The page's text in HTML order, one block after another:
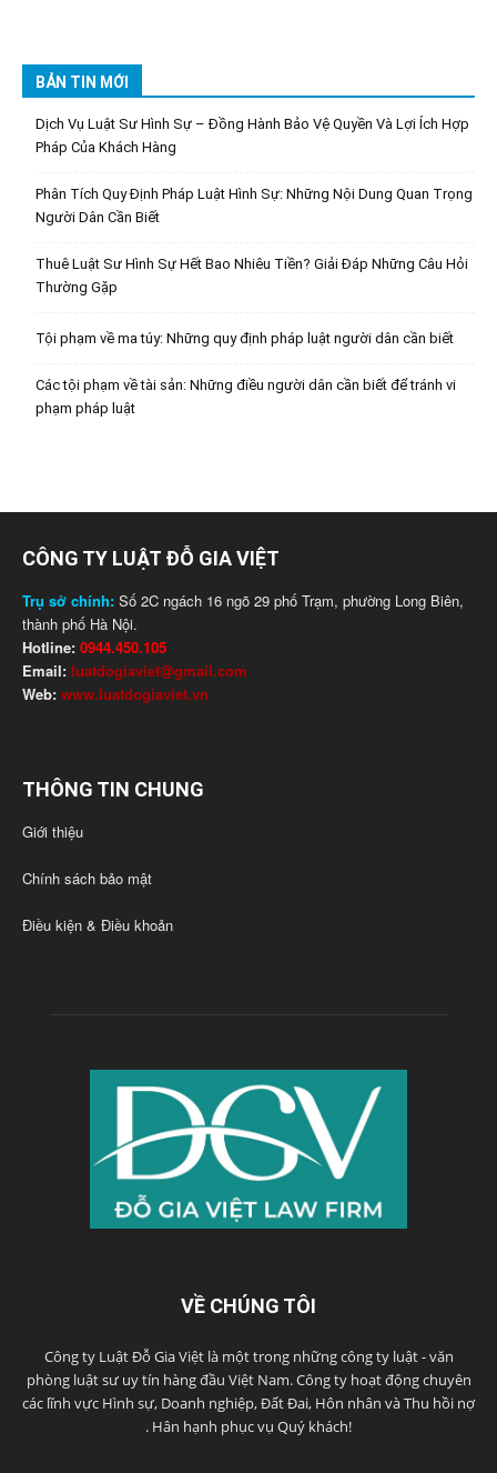
BẢN TIN MỚI
Dịch Vụ Luật Sư Hình Sự – Đồng Hành Bảo Vệ Quyền Và Lợi Ích Hợp
Pháp Của Khách Hàng
Phân Tích Quy Định Pháp Luật Hình Sự: Những Nội Dung Quan Trọng
Người Dân Cần Biết
Thuê Luật Sư Hình Sự Hết Bao Nhiêu Tiền? Giải Đáp Những Câu Hỏi
Thường Gặp
Tội phạm về ma túy: Những quy định pháp luật người dân cần biết
Các tội phạm về tài sản: Những điều người dân cần biết để tránh vi
phạm pháp luật
CÔNG TY LUẬT ĐỖ GIA VIỆT
Trụ sở chính: Số 2C ngách 16 ngõ 29 phố Trạm, phường Long Biên,
thành phố Hà Nội.
Hotline: 0944.450.105
Email: luatdogiaviet@gmail.com
Web: www.luatdogiaviet.vn
THÔNG TIN CHUNG
Giới thiệu
Chính sách bảo mật
Điều kiện & Điều khoản
VỀ CHÚNG TÔI
Công ty Luật Đỗ Gia Việt là một trong những công ty luật - văn
phòng luật sư uy tín hàng đầu Việt Nam. Công ty hoạt động chuyên
các lĩnh vực Hình sự, Doanh nghiệp, Đất Đai, Hôn nhân và Thu hồi nợ
. Hân hạnh phục vụ Quý khách!